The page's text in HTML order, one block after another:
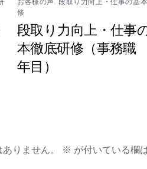
修
段取り力向上・仕事
本徹底研修（事務職
年目）
りません。 ※ が付いている欄